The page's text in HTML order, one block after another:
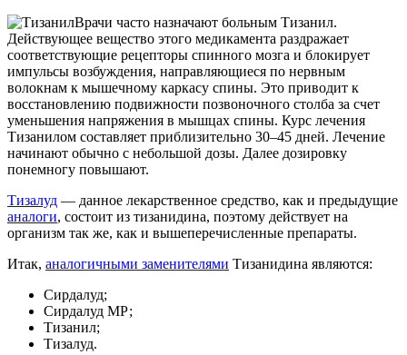
Врачи часто назначают больным Тизанил.
Действующее вещество этого медикамента раздражает
соответствующие рецепторы спинного мозга и блокирует
импульсы возбуждения, направляющиеся по нервным
волокнам к мышечному каркасу спины. Это приводит к
восстановлению подвижности позвоночного столба за счет
уменьшения напряжения в мышцах спины. Курс лечения
Тизанилом составляет приблизительно 30–45 дней. Лечение
начинают обычно с небольшой дозы. Далее дозировку
понемногу повышают.
Тизалуд — данное лекарственное средство, как и предыдущие
аналоги, состоит из тизанидина, поэтому действует на
организм так же, как и вышеперечисленные препараты.
Итак, аналогичными заменителями Тизанидина являются:
Сирдалуд;
Сирдалуд МР;
Тизанил;
Тизалуд.